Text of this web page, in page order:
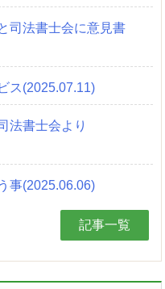
司法書士会に意見書
ス(2025.07.11)
法書士会より
事(2025.06.06)
記事一覧